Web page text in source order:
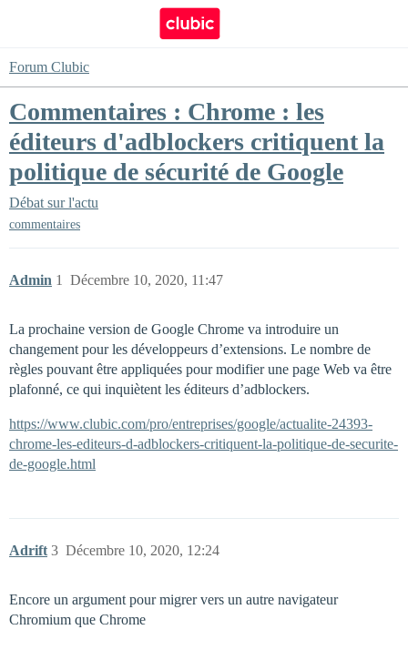
Forum Clubic
Commentaires : Chrome : les
éditeurs d'adblockers critiquent la
politique de sécurité de Google
Débat sur l'actu
commentaires
Admin Décembre 10, 2020, 11:47
1
La prochaine version de Google Chrome va introduire un
changement pour les développeurs d’extensions. Le nombre de
règles pouvant être appliquées pour modifier une page Web va être
plafonné, ce qui inquiètent les éditeurs d’adblockers.
https://www.clubic.com/pro/entreprises/google/actualite-24393-
chrome-les-editeurs-d-adblockers-critiquent-la-politique-de-securite-
de-google.html
Adrift Décembre 10, 2020, 12:24
3
Encore un argument pour migrer vers un autre navigateur
Chromium que Chrome